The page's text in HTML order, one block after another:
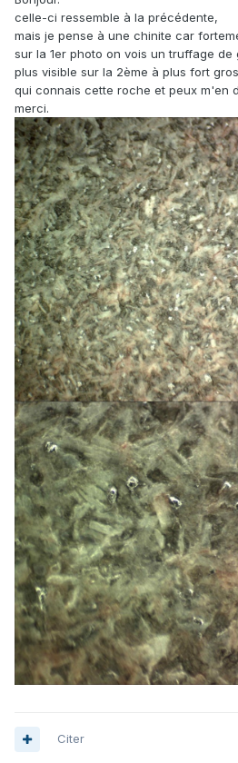
celle-ci ressemble à la précédente,
mais je pense à une chinite car
sur la 1er photo on vois un truffage de
plus visible sur la 2ème à plus fort
qui connais cette roche et peux m'en
merci.
Citer